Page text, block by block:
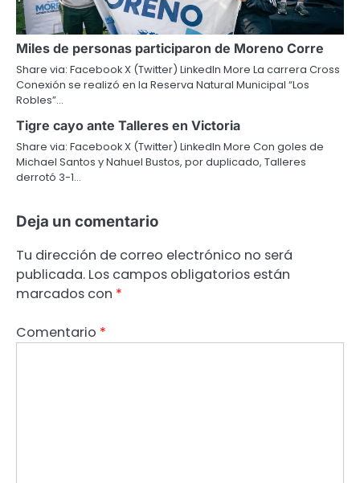
Miles de personas participaron de Moreno Corre
Share via: Facebook X (Twitter) LinkedIn More La carrera Cross
Conexión se realizó en la Reserva Natural Municipal “Los
Robles”…
Tigre cayo ante Talleres en Victoria
Share via: Facebook X (Twitter) LinkedIn More Con goles de
Michael Santos y Nahuel Bustos, por duplicado, Talleres
derrotó 3-1…
Deja un comentario
Tu dirección de correo electrónico no será
publicada. Los campos obligatorios están
marcados con *
Comentario *